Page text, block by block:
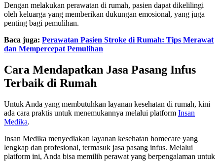
Dengan melakukan perawatan di rumah, pasien dapat dikelilingi
oleh keluarga yang memberikan dukungan emosional, yang juga
penting bagi pemulihan.
Baca juga: Perawatan Pasien Stroke di Rumah: Tips Merawat
dan Mempercepat Pemulihan
Cara Mendapatkan Jasa Pasang Infus
Terbaik di Rumah
Untuk Anda yang membutuhkan layanan kesehatan di rumah, kini
ada cara praktis untuk menemukannya melalui platform Insan
Medika.
Insan Medika menyediakan layanan kesehatan homecare yang
lengkap dan profesional, termasuk jasa pasang infus. Melalui
platform ini, Anda bisa memilih perawat yang berpengalaman untuk